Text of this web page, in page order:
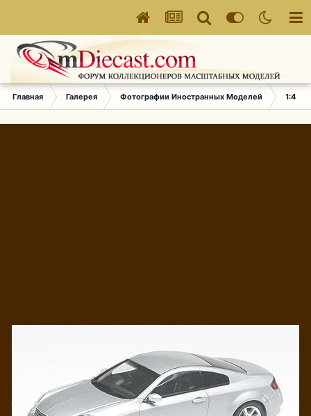
Главная Галерея Фотографии Иностранных Моделей 1:43